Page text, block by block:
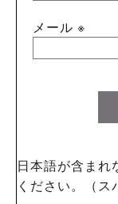
メール※
日本語が含まれ
ください。（ス